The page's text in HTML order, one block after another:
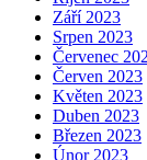
Září 2023
Srpen 2023
Červenec
Červen 2023
Květen 2023
Duben 2023
Březen 2023
Únor 2023